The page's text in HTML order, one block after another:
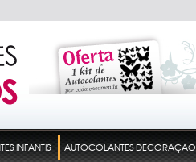
INFANTIS AUTOCOLANTES DECORAÇÃO